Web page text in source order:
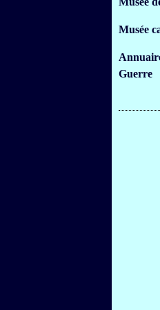
Musée
Guerre